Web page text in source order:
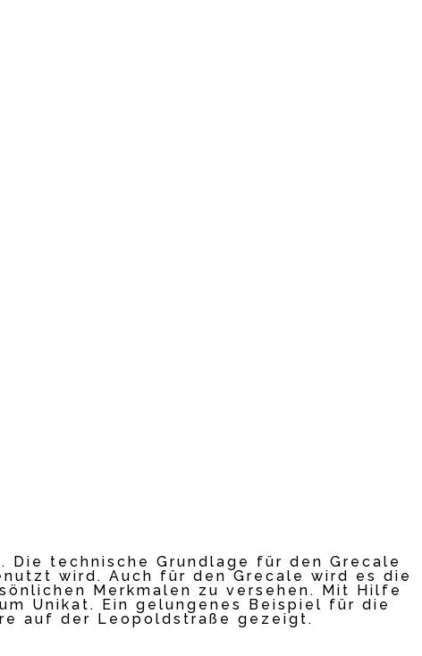
technische Grundlage für den Grecale
wird. Auch für den Grecale wird es die
Merkmalen zu versehen. Mit Hilfe
Unikat. Ein gelungenes Beispiel für die
auf der Leopoldstraße gezeigt.